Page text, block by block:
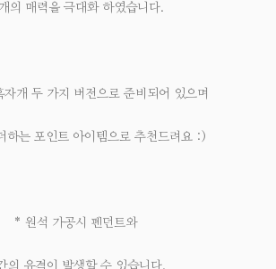
의 매력을 극대화 하였습니다.
자개 두 가지 버전으로 준비되어 있으며
하는 포인트 아이템으로 추천드려요 :)
* 원석 가공시 펜던트와
의 유격이 발생할 수 있습니다.